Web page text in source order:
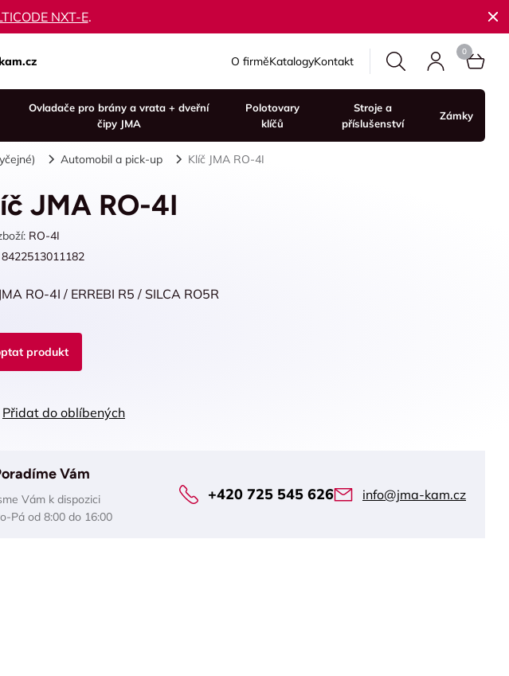
NXT-E.
O firměKatalogyKontakt
Ovladače pro brány a vrata + dveřní
čipy JMA
Polotovary
klíčů
Stroje a
příslušenství
Zámky
Automobil a pick-up Klíč JMA RO-4I
JMA RO-4I
RO-4I
8422513011182
RO-4I / ERREBI R5 / SILCA RO5R
produkt
Přidat do oblíbených
Vám
Vám k dispozici
Pá od 8:00 do 16:00
+420 725 545 626 info@jma-kam.cz